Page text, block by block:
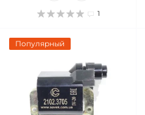
1
Популярный